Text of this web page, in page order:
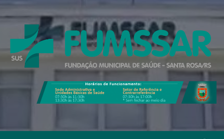
to